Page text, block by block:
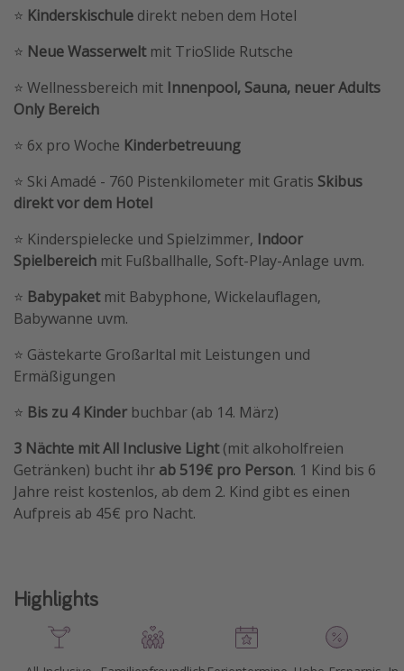
⭐️ Kinderskischule direkt neben dem Hotel
⭐️ Neue Wasserweltmit TrioSlide Rutsche
⭐️ Wellnessbereich mit Innenpool, Sauna, neuer Adults
Only Bereich
⭐️ 6x pro Woche Kinderbetreuung
⭐️ Ski Amadé - 760 Pistenkilometer mit Gratis Skibus
direkt vor dem Hotel
⭐️ Kinderspielecke und Spielzimmer, Indoor
Spielbereich mit Fußballhalle, Soft-Play-Anlage uvm.
⭐️ Babypaketmit Babyphone, Wickelauflagen,
Babywanne uvm.
⭐️ Gästekarte Großarltal mit Leistungen und
Ermäßigungen
⭐️ Bis zu 4 Kinder buchbar (ab 14. März)
3 Nächte mit All Inclusive Light(mit alkoholfreien
Getränken) bucht ihr ab 519€ pro Person. 1 Kind bis 6
Jahre reist kostenlos, ab dem 2. Kind gibt es einen
Aufpreis ab 45€ pro Nacht.
Highlights